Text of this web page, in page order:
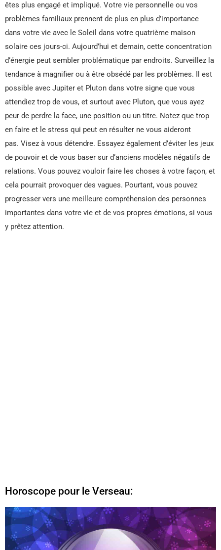
êtes plus engagé et impliqué. Votre vie personnelle ou vos
problèmes familiaux prennent de plus en plus d’importance
dans votre vie avec le Soleil dans votre quatrième maison
solaire ces jours-ci. Aujourd’hui et demain, cette concentration
d’énergie peut sembler problématique par endroits. Surveillez la
tendance à magnifier ou à être obsédé par les problèmes. Il est
possible avec Jupiter et Pluton dans votre signe que vous
attendiez trop de vous, et surtout avec Pluton, que vous ayez
peur de perdre la face, une position ou un titre. Notez que trop
en faire et le stress qui peut en résulter ne vous aideront
pas. Visez à vous détendre. Essayez également d’éviter les jeux
de pouvoir et de vous baser sur d’anciens modèles négatifs de
relations. Vous pouvez vouloir faire les choses à votre façon, et
cela pourrait provoquer des vagues. Pourtant, vous pouvez
progresser vers une meilleure compréhension des personnes
importantes dans votre vie et de vos propres émotions, si vous
y prêtez attention.
Horoscope pour le Verseau: